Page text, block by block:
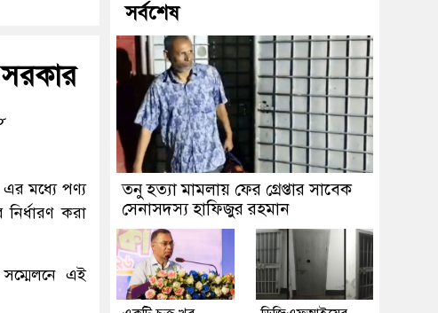
এর মধ্যে পণ্য
করা
এই
সর্বশেষ
তনু হত্যা মামলায় ফের গ্রেপ্তার সাবেক
সেনাসদস্য হাফিজুর রহমান